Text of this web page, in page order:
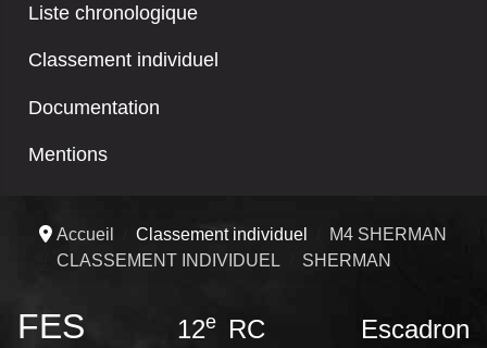
Liste chronologique
Classement individuel
Documentation
Mentions
Accueil Classement individuel
M4 SHERMAN
CLASSEMENT INDIVIDUEL
SHERMAN
FES 12e
RC Escadron